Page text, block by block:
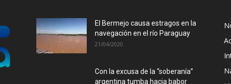
El Bermejo causa estragos en la
navegación en el río Paraguay
21/04/2020
Con la excusa de la “soberanía”
argentina tumba hacia babor